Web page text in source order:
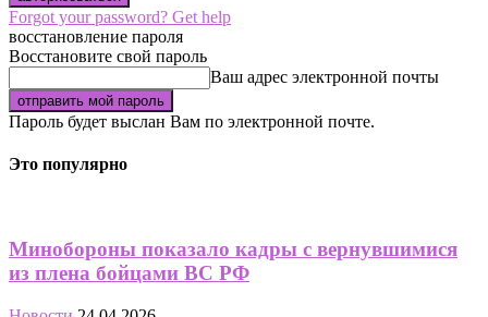
Forgot your password? Get help
восстановление пароля
Восстановите свой пароль
Ваш адрес электронной почты
Пароль будет выслан Вам по электронной почте.
Это популярно
Минобороны показало кадры с вернувшимися
из плена бойцами ВС РФ